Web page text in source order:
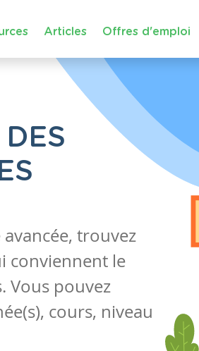
Articles Offres d'emploi
trouvez
conviennent le
Vous pouvez
cours, niveau